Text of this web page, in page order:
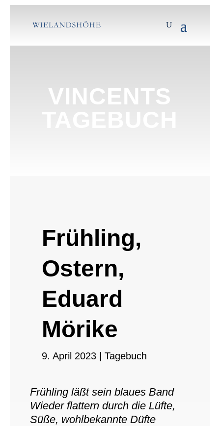
VINCENTS
Frühling,
Ostern,
Eduard
Mörike
9. April 2023| Tagebuch
Frühling läßt sein blaues Band
Wieder flattern durch die Lüfte,
Süße, wohlbekannte Düfte